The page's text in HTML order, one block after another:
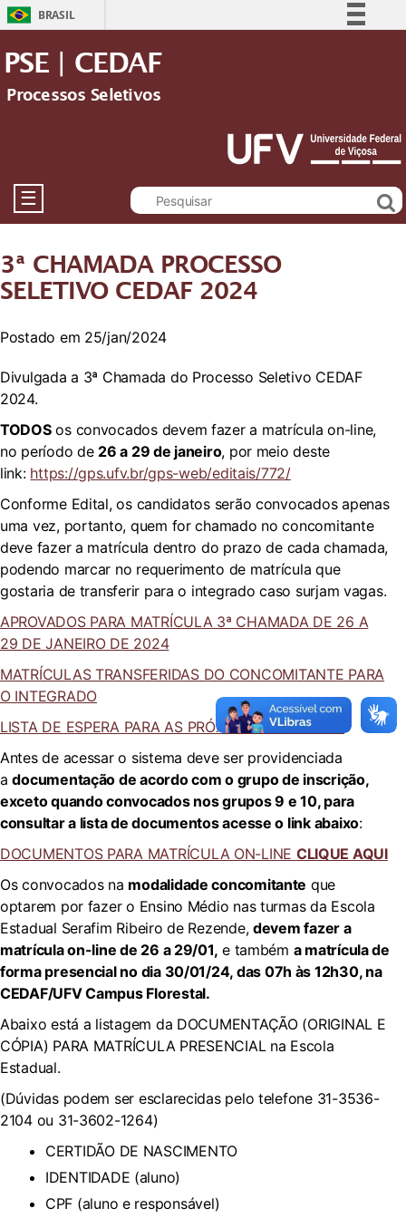
BRASIL
Legislação
PSE | CEDAF
Processos Seletivos
☰
3ª CHAMADA PROCESSO
SELETIVO CEDAF 2024
Postado em 25/jan/2024
Divulgada a 3ª Chamada do Processo Seletivo CEDAF
2024.
TODOSos convocados devem fazer a matrícula on-line,
no período de 26 a 29 de janeiro, por meio deste
link: https://gps.ufv.br/gps-web/editais/772/
Conforme Edital, os candidatos serão convocados apenas
uma vez, portanto, quem for chamado no concomitante
deve fazer a matrícula dentro do prazo de cada chamada,
podendo marcar no requerimento de matrícula que
gostaria de transferir para o integrado caso surjam vagas.
APROVADOS PARA MATRÍCULA 3ª CHAMADA DE 26 A
29 DE JANEIRO DE 2024
MATRÍCULAS TRANSFERIDAS DO CONCOMITANTE PARA
O INTEGRADO
LISTA DE ESPERA PARA AS PRÓXIMAS CHAMADAS
Antes de acessar o sistema deve ser providenciada
adocumentação de acordo com o grupo de inscrição,
exceto quando convocados nos grupos 9 e 10, para
consultar a lista de documentos acesse o link abaixo:
DOCUMENTOS PARA MATRÍCULA ON-LINE CLIQUE AQUI
Os convocados na modalidade concomitante que
optarem por fazer o Ensino Médio nas turmas da Escola
Estadual Serafim Ribeiro de Rezende,devem fazer a
matrícula on-linede 26 a 29/01, e também a matrícula de
forma presencial no dia 30/01/24, das 07h às 12h30, na
CEDAF/UFVCampus Florestal.
Abaixo está a listagem da DOCUMENTAÇÃO (ORIGINAL E
CÓPIA) PARA MATRÍCULA PRESENCIAL na Escola
Estadual.
(Dúvidas podem ser esclarecidas pelo telefone 31-3536-
2104 ou 31-3602-1264)
CERTIDÃO DE NASCIMENTO
IDENTIDADE (aluno)
CPF (aluno e responsável)